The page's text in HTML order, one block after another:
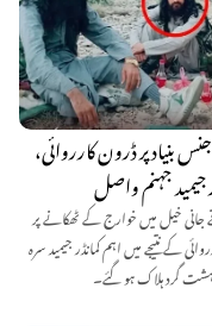
بنیاد پر ڈرون کارروائی،
جیمید جہنم واصل
خیل میں خوارج کے ٹھکانے پر
کے نتیجے میں اہم کمانڈر جیمید سرہ